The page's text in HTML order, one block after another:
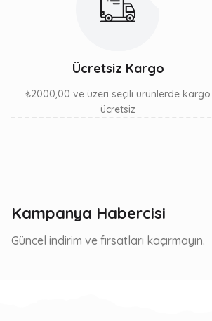
Ücretsiz Kargo
₺2000,00 ve üzeri seçili ürünlerde kargo
ücretsiz
Kampanya Habercisi
Güncel indirim ve fırsatları kaçırmayın.